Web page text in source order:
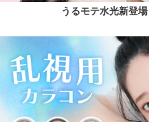
うるモテ水光新登